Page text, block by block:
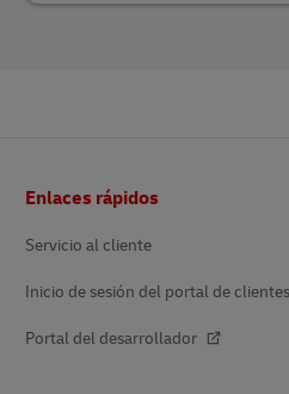
de
Enlaces rápidos
Servicio al cliente
Inicio de sesión del portal de clientes
Portal del desarrollador